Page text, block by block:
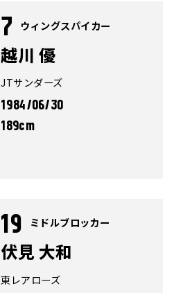
7 ウィングスパイカー
越川 優
JTサンダーズ
1984/06/30
189cm
19 ミドルブロッカー
伏見 大和
東レアローズ